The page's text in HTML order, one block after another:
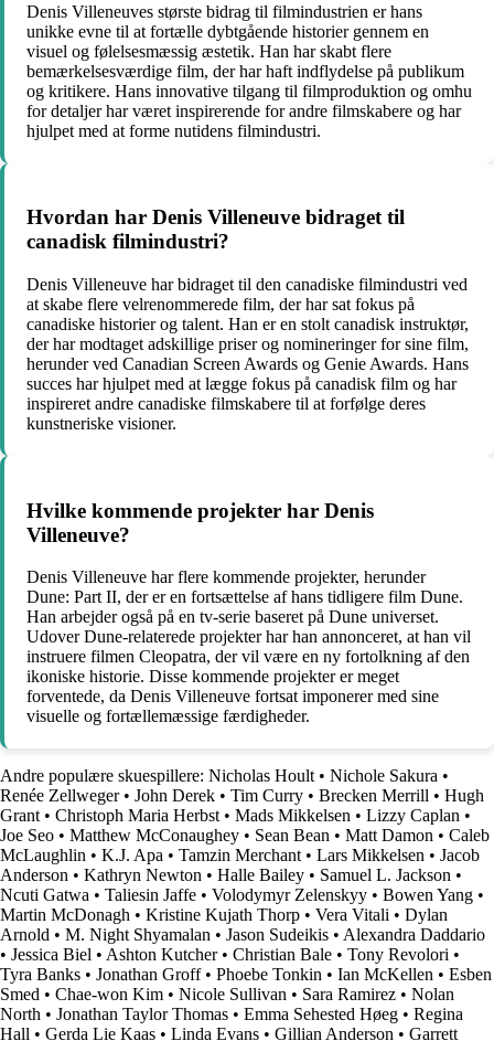
Denis Villeneuves største bidrag til filmindustrien er hans
unikke evne til at fortælle dybtgående historier gennem en
visuel og følelsesmæssig æstetik. Han har skabt flere
bemærkelsesværdige film, der har haft indflydelse på publikum
og kritikere. Hans innovative tilgang til filmproduktion og omhu
for detaljer har været inspirerende for andre filmskabere og har
hjulpet med at forme nutidens filmindustri.
Hvordan har Denis Villeneuve bidraget til
canadisk filmindustri?
Denis Villeneuve har bidraget til den canadiske filmindustri ved
at skabe flere velrenommerede film, der har sat fokus på
canadiske historier og talent. Han er en stolt canadisk instruktør,
der har modtaget adskillige priser og nomineringer for sine film,
herunder ved Canadian Screen Awards og Genie Awards. Hans
succes har hjulpet med at lægge fokus på canadisk film og har
inspireret andre canadiske filmskabere til at forfølge deres
kunstneriske visioner.
Hvilke kommende projekter har Denis
Villeneuve?
Denis Villeneuve har flere kommende projekter, herunder
Dune: Part II, der er en fortsættelse af hans tidligere film Dune.
Han arbejder også på en tv-serie baseret på Dune universet.
Udover Dune-relaterede projekter har han annonceret, at han vil
instruere filmen Cleopatra, der vil være en ny fortolkning af den
ikoniske historie. Disse kommende projekter er meget
forventede, da Denis Villeneuve fortsat imponerer med sine
visuelle og fortællemæssige færdigheder.
Andre populære skuespillere: Nicholas Hoult• Nichole Sakura •
Renée Zellweger• John Derek • Tim Curry • Brecken Merrill • Hugh
Grant• Christoph Maria Herbst• Mads Mikkelsen • Lizzy Caplan •
Joe Seo • Matthew McConaughey • Sean Bean • Matt Damon • Caleb
McLaughlin • K.J. Apa • Tamzin Merchant• Lars Mikkelsen • Jacob
Anderson • Kathryn Newton • Halle Bailey • Samuel L. Jackson •
Ncuti Gatwa • Taliesin Jaffe • Volodymyr Zelenskyy • Bowen Yang •
Martin McDonagh • Kristine Kujath Thorp • Vera Vitali • Dylan
Arnold • M. Night Shyamalan • Jason Sudeikis • Alexandra Daddario
• Jessica Biel • Ashton Kutcher• Christian Bale • Tony Revolori •
Tyra Banks • Jonathan Groff• Phoebe Tonkin • Ian McKellen • Esben
Smed • Chae-won Kim • Nicole Sullivan • Sara Ramirez • Nolan
North • Jonathan Taylor Thomas • Emma Sehested Høeg • Regina
Hall • Gerda Lie Kaas • Linda Evans • Gillian Anderson • Garrett